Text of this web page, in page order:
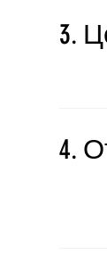
3.
4.